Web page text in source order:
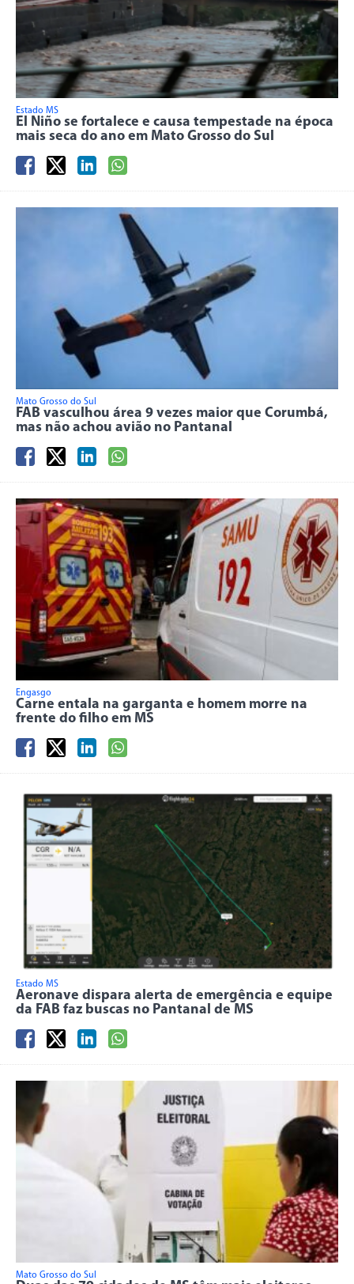
Estado MS
El Niño se fortalece e causa tempestade na época
mais seca do ano em Mato Grosso do Sul
Mato Grosso do Sul
FAB vasculhou área 9 vezes maior que Corumbá,
mas não achou avião no Pantanal
Engasgo
Carne entala na garganta e homem morre na
frente do filho em MS
Estado MS
Aeronave dispara alerta de emergência e equipe
da FAB faz buscas no Pantanal de MS
Mato Grosso do Sul